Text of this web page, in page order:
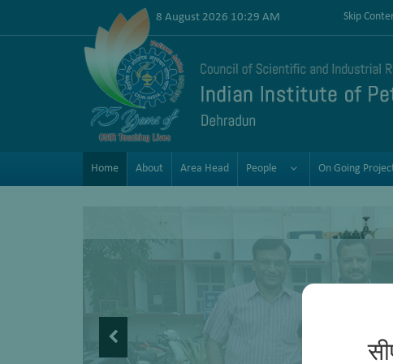
8 August 2026 10:29 AM Skip
Home About Area Head People On Going